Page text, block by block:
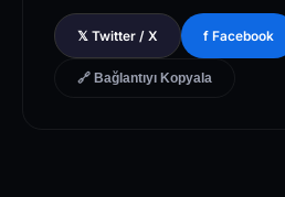
[3]
The Lancet - Global Health and
ines for Chronic Metabolic
𝕏 Twitter / X f Facebook
🔗 Bağlantıyı Kopyala